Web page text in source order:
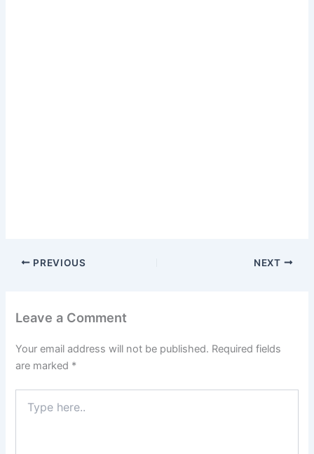
PREVIOUS NEXT
Leave a Comment
Your email address will not be published. Required fields
are marked *
here..